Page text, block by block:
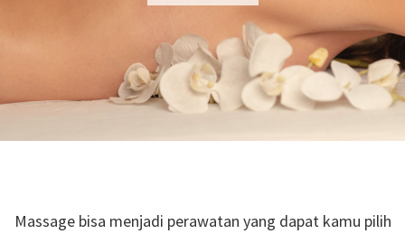
Massage bisa menjadi perawatan yang dapat kamu pilih